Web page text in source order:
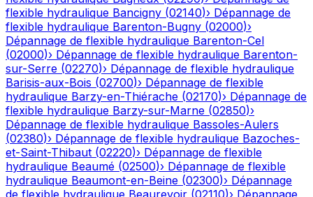
flexible hydraulique Bancigny (02140)› Dépannage de
flexible hydraulique Barenton-Bugny (02000)›
Dépannage de flexible hydraulique Barenton-Cel
(02000)› Dépannage de flexible hydraulique Barenton-
sur-Serre (02270)› Dépannage de flexible hydraulique
Barisis-aux-Bois (02700)› Dépannage de flexible
hydraulique Barzy-en-Thiérache (02170)› Dépannage de
flexible hydraulique Barzy-sur-Marne (02850)›
Dépannage de flexible hydraulique Bassoles-Aulers
(02380)› Dépannage de flexible hydraulique Bazoches-
et-Saint-Thibaut (02220)› Dépannage de flexible
hydraulique Beaumé (02500)› Dépannage de flexible
hydraulique Beaumont-en-Beine (02300)› Dépannage